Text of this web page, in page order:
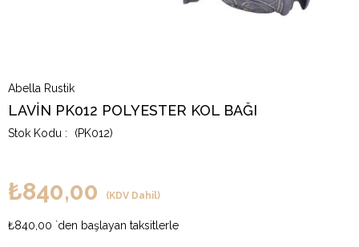
Abella Rustik
LAVİN PK012 POLYESTER KOL BAĞI
(PK012)
₺840,00 (KDV Dahil)
₺840,00 `den başlayan taksitlerle